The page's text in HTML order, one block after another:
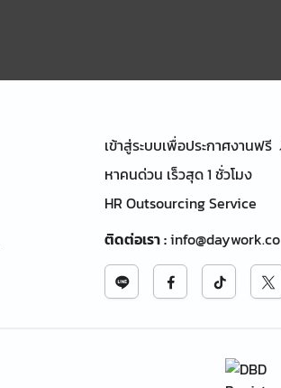
เข้าสู่ระบบเพื่อประกาศงานฟรี
หาคนด่วน เร็วสุด 1 ชั่วโมง
HR Outsourcing Service
ติดต่อเรา:info@daywork.co